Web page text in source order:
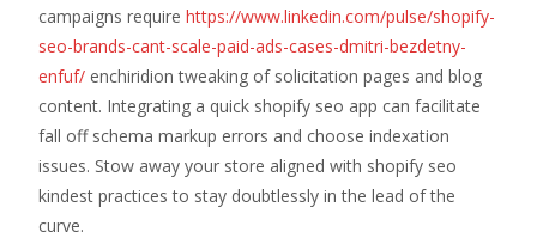
campaigns require https://www.linkedin.com/pulse/shopify-
seo-brands-cant-scale-paid-ads-cases-dmitri-bezdetny-
enfuf/ enchiridion tweaking of solicitation pages and blog
content. Integrating a quick shopify seo app can facilitate
fall off schema markup errors and choose indexation
issues. Stow away your store aligned with shopify seo
kindest practices to stay doubtlessly in the lead of the
curve.